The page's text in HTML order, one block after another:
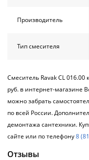
Производитель
Тип смесителя
Смеситель Ravak CL
руб. в интернет-магазине
можно забрать
по всей России.
демонтажа сантехники.
сайте или по телефону8
Отзывы